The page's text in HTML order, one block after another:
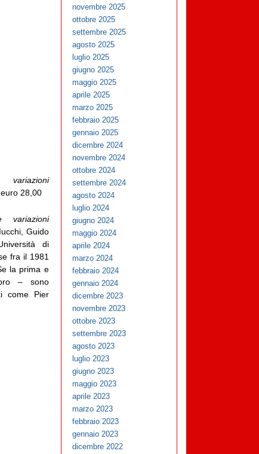
28,00
Guido
di
fra il 1981
la prima e
– sono
come Pier
novembre 2025
ottobre 2025
settembre 2025
agosto 2025
luglio 2025
giugno 2025
maggio 2025
aprile 2025
marzo 2025
febbraio 2025
gennaio 2025
dicembre 2024
novembre 2024
ottobre 2024
settembre 2024
agosto 2024
luglio 2024
giugno 2024
maggio 2024
aprile 2024
marzo 2024
febbraio 2024
gennaio 2024
dicembre 2023
novembre 2023
ottobre 2023
settembre 2023
agosto 2023
luglio 2023
giugno 2023
maggio 2023
aprile 2023
marzo 2023
febbraio 2023
gennaio 2023
dicembre 2022